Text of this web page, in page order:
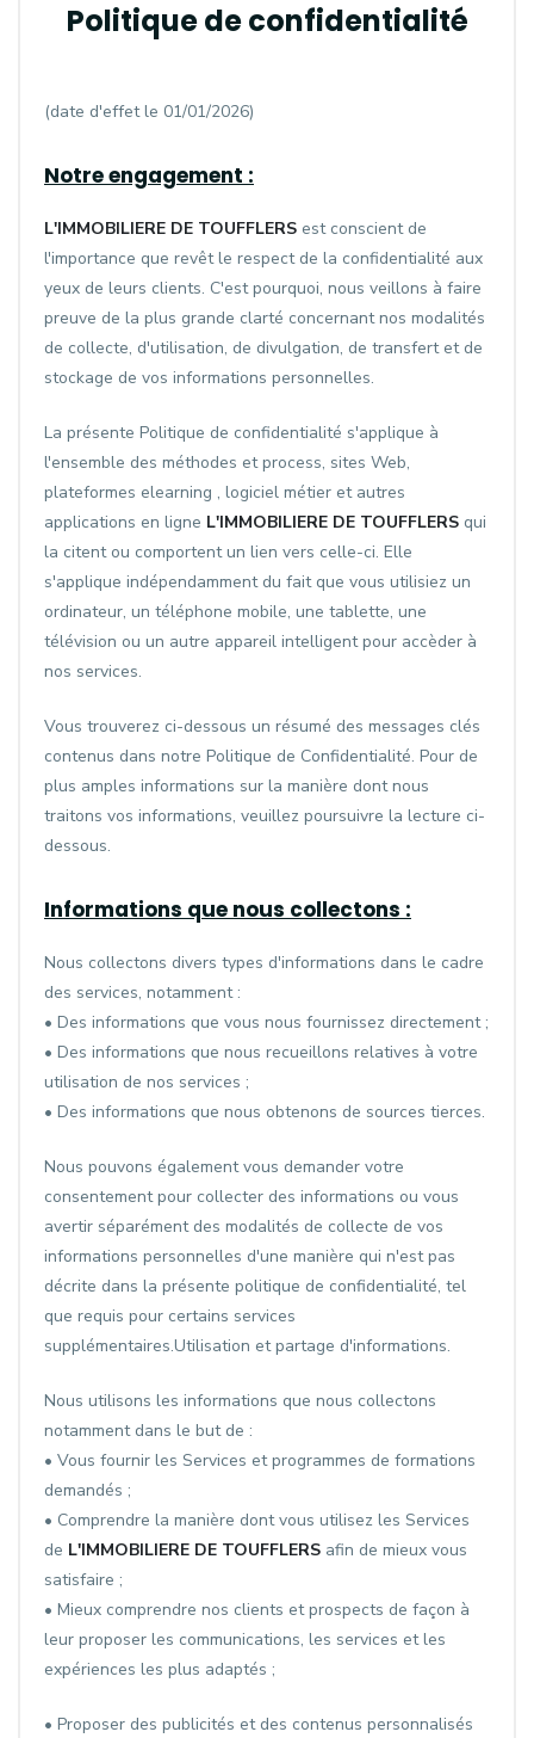
Politique de confidentialité
(date d'effet le 01/01/2026)
Notre engagement :
L'IMMOBILIERE DE TOUFFLERS est conscient de
l'importance que revêt le respect de la confidentialité aux
yeux de leurs clients. C'est pourquoi, nous veillons à faire
preuve de la plus grande clarté concernant nos modalités
de collecte, d'utilisation, de divulgation, de transfert et de
stockage de vos informations personnelles.
La présente Politique de confidentialité s'applique à
l'ensemble des méthodes et process, sites Web,
plateformes elearning , logiciel métier et autres
applications en ligne L'IMMOBILIERE DE TOUFFLERS qui
la citent ou comportent un lien vers celle-ci. Elle
s'applique indépendamment du fait que vous utilisiez un
ordinateur, un téléphone mobile, une tablette, une
télévision ou un autre appareil intelligent pour accèder à
nos services.
Vous trouverez ci-dessous un résumé des messages clés
contenus dans notre Politique de Confidentialité. Pour de
plus amples informations sur la manière dont nous
traitons vos informations, veuillez poursuivre la lecture ci-
dessous.
Informations que nous collectons :
Nous collectons divers types d'informations dans le cadre
des services, notamment :
• Des informations que vous nous fournissez directement ;
• Des informations que nous recueillons relatives à votre
utilisation de nos services ;
• Des informations que nous obtenons de sources tierces.
Nous pouvons également vous demander votre
consentement pour collecter des informations ou vous
avertir séparément des modalités de collecte de vos
informations personnelles d'une manière qui n'est pas
décrite dans la présente politique de confidentialité, tel
que requis pour certains services
supplémentaires.Utilisation et partage d'informations.
Nous utilisons les informations que nous collectons
notamment dans le but de :
• Vous fournir les Services et programmes de formations
demandés ;
• Comprendre la manière dont vous utilisez les Services
de L'IMMOBILIERE DE TOUFFLERS afin de mieux vous
satisfaire ;
• Mieux comprendre nos clients et prospects de façon à
leur proposer les communications, les services et les
expériences les plus adaptés ;
• Proposer des publicités et des contenus personnalisés